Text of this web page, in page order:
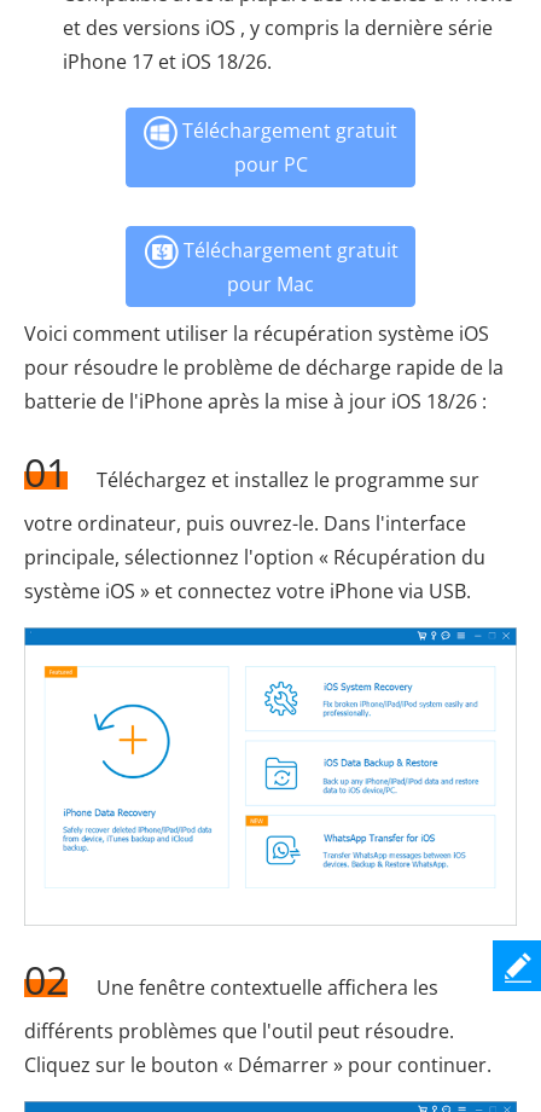
et des versions iOS , y compris la dernière série
iPhone 17 et iOS 18/26.
Téléchargement gratuit
pour PC
Téléchargement gratuit
pour Mac
Voici comment utiliser la récupération système iOS
pour résoudre le problème de décharge rapide de la
batterie de l'iPhone après la mise à jour iOS 18/26 :
01
Téléchargez et installez le programme sur
votre ordinateur, puis ouvrez-le. Dans l'interface
principale, sélectionnez l'option « Récupération du
système iOS » et connectez votre iPhone via USB.
02
Une fenêtre contextuelle affichera les
différents problèmes que l'outil peut résoudre.
Cliquez sur le bouton « Démarrer » pour continuer.